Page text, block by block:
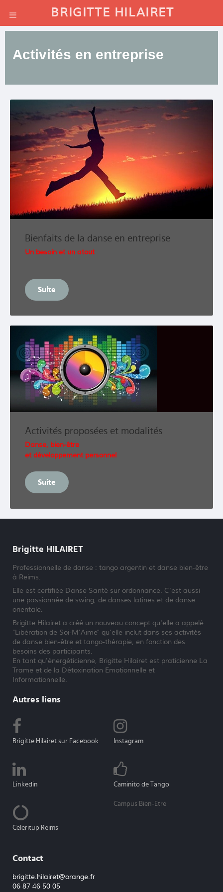
BRIGITTE HILAIRET
Activités en entreprise
Bienfaits de la danse en entreprise
Un besoin et un atout
Suite
Activités proposées et modalités
Danse, bien-être
et développement personnel
Suite
Brigitte HILAIRET
Professionnelle de danse : tango argentin et danse bien-être
à Reims.
Elle est certifiée Danse Santé sur ordonnance. C'est aussi
une passionnée de swing, de danses latines et de danse
orientale.
Brigitte Hilairet a créé un nouveau concept qu'elle a appelé
"Libération de Soi-M'Aime" qu'elle inclut dans ses activités
de danse bien-être et tango-thérapie, en fonction des
besoins des participants.
En tant qu'énergéticienne, Brigitte Hilairet est praticienne La
Trame et de la Détoxination Emotionnelle et
Informationnelle.
Autres liens
Brigitte Hilairet sur Facebook Instagram
Linkedin Caminito de Tango
Celeritup Reims
Campus Bien-Etre
Contact
brigitte.hilairet@orange.fr
06 87 46 50 05